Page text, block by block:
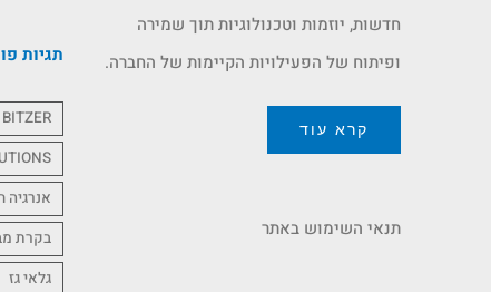
חדשות, יוזמות וטכנולוגיות תוך שמירה
ופיתוח של הפעילויות הקיימות של החברה.
קרא עוד
תנאי השימוש באתר
תגיות
BITZER
בקרת
גלאי גז